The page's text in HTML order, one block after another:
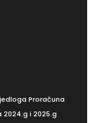
Proračuna
i 2025.g